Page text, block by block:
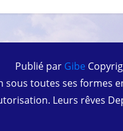
Publié par Gibe
toutes ses formes
Leurs rêves